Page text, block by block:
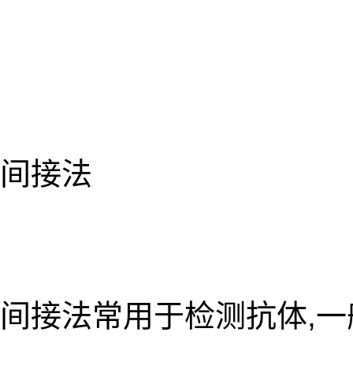
间接法
间接法常用于检测抗体,